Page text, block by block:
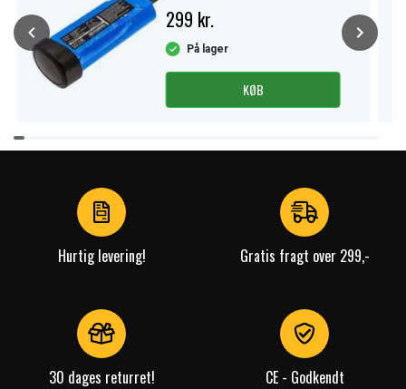
299 kr.
På lager
KØB
Item
1
Hurtig levering! Gratis fragt over 299,-
30 dages returret! CE - Godkendt